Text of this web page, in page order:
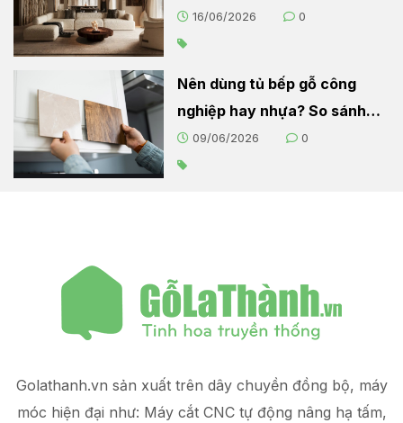
2026
16/06/2026 0
Nên dùng tủ bếp gỗ công
nghiệp hay nhựa? So sánh
chi tiết cho người nội trợ
09/06/2026 0
Golathanh.vn sản xuất trên dây chuyền đồng bộ, máy
móc hiện đại như: Máy cắt CNC tự động nâng hạ tấm,